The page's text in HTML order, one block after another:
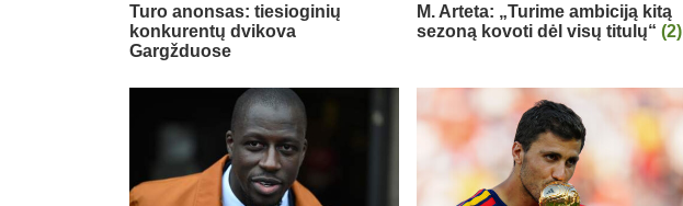
Turo anonsas: tiesioginių
konkurentų dvikova
Gargžduose
M. Arteta: „Turime ambiciją kitą
sezoną kovoti dėl visų titulų“(2)